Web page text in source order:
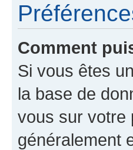
Comment
Si vous êtes
la base de
vous sur votre
généralement